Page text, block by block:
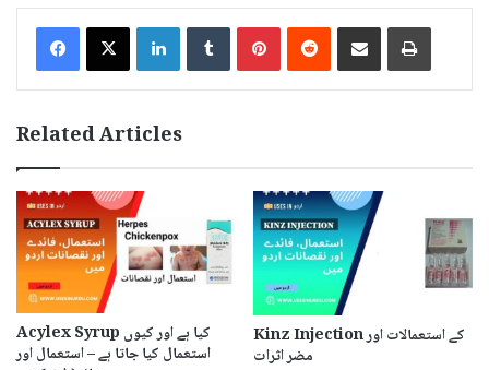
LinkedInTumblrPinterestReddit Share via Email Print
Related Articles
Acylex Syrup کیا ہے اور کیوں
استعمال کیا جاتا ہے – استعمال اور
Kinz Injection کے استعمالات اور
مضر اثرات